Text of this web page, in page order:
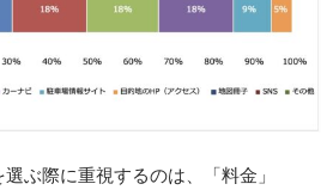
ぶ際に重視するのは、「料金」